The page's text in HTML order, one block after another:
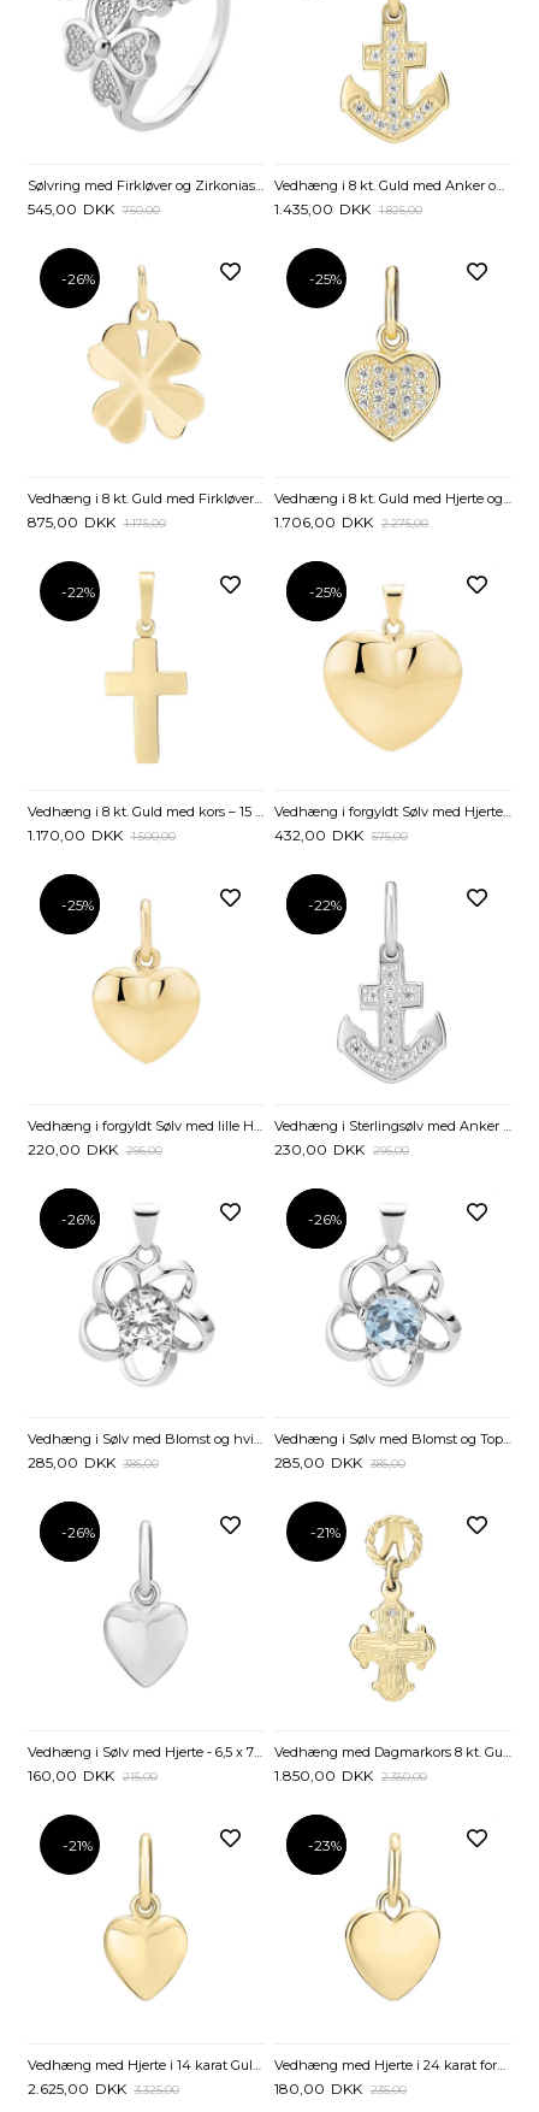
Sølvring med Firkløver og Zirkoniasten
545,00 DKK 750,00 1.435,00 DKK 1.825,00
-26%
Vedhæng i 8 kt. Guld med Firkløver - 15 mm
875,00 DKK 1.175,00
-25%
Vedhæng i 8 kt. Guld med Hjerte og Zirkonia
1.706,00 DKK 2.275,00
-22%
Vedhæng i 8 kt. Guld med kors – 15 x 10 mm
1.170,00 DKK 1.500,00
-25%
-25%
Vedhæng i forgyldt Sølv med Hjerte - 14 x 17 mm
432,00 DKK 575,00
-25%
-25%
220,00 DKK 295,00
-22%
-22%
230,00 DKK 295,00
-26%
-26%
Vedhæng i Sølv med Blomst og hvid Zirkonia
285,00 DKK 385,00
-26%
-26%
Vedhæng i Sølv med Blomst og Topaz
285,00 DKK 385,00
-26%
-26%
Vedhæng i Sølv med Hjerte - 6,5 x 7 mm
160,00 DKK 215,00
-21%
Vedhæng med Dagmarkors 8 kt. Guld og Lab-Grown Diamant
1.850,00 DKK 2.350,00
-21%
Vedhæng med Hjerte i 14 karat Guld - 6,5 x 7 mm
2.625,00 DKK 3.325,00
-23%
-23%
Vedhæng med Hjerte i 24 karat forgyldt Sølv – 8 x 8 mm
180,00 DKK 235,00